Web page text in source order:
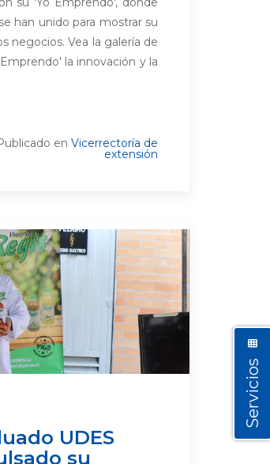
han unido para mostrar su
negocios. Vea la galería de
la innovación y la
en Vicerrectoría de
extensión
UDES
su
Servicios